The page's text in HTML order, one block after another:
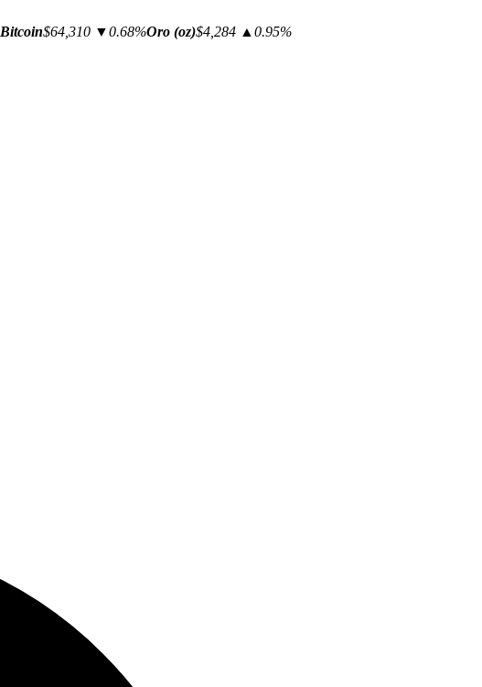
Bitcoin$64,310 ▼0.68%Oro (oz)$4,284 ▲0.95%